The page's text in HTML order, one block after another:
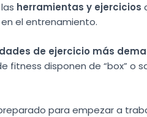
herramientas y ejercicios
el entrenamiento.
de ejercicio más
fitness disponen de “box” o
para empezar a